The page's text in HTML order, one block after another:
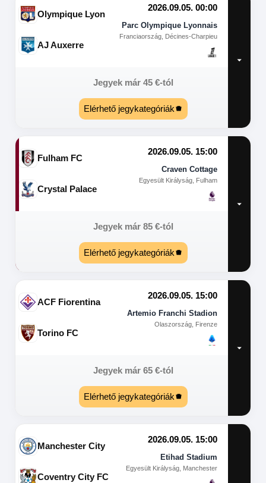
Olympique Lyon
2026.09.05. 00:00
Parc Olympique Lyonnais
Franciaország, Décines-Charpieu
AJ Auxerre
Jegyek már 45 €-tól
Elérhető jegykategóriák
Fulham FC
2026.09.05. 15:00
Craven Cottage
Egyesült Királyság, Fulham
Crystal Palace
Jegyek már 85 €-tól
Elérhető jegykategóriák
ACF Fiorentina
2026.09.05. 15:00
Artemio Franchi Stadion
Olaszország, Firenze
Torino FC
Jegyek már 65 €-tól
Elérhető jegykategóriák
Manchester City
2026.09.05. 15:00
Etihad Stadium
Egyesült Királyság, Manchester
Coventry City FC